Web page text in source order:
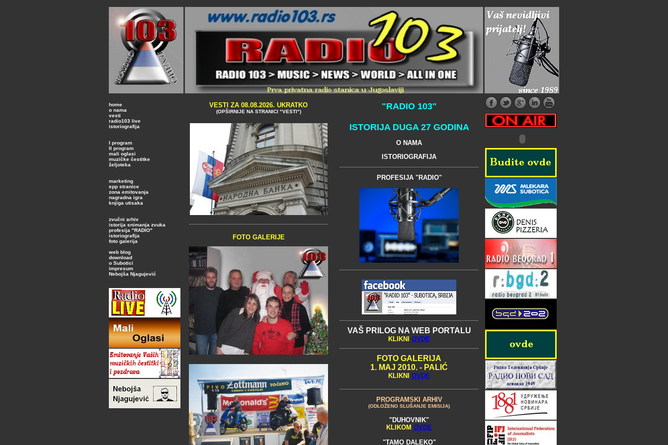
home
o nama
vesti
radio103 live
istoriografija
I program
II program
mali oglasi
muzičke čestitke
željoteka
marketing
epp stranice
zona emitovanja
nagradna igra
knjiga utisaka
zvučni arhiv
istorija snimanja zvuka
profesija "RADIO"
istoriografija
foto galerija
web blog
download
o Subotici
impresum
Nebojša Njagujević
VESTI ZA 08.08.2026. UKRATKO
(OPŠIRNIJE NA STRANICI "VESTI")
FOTO GALERIJE
"RADIO 103"
ISTORIJA DUGA 27 GODINA
O NAMA
ISTORIOGRAFIJA
PROFESIJA "RADIO"
VAŠ PRILOG NA WEB PORTALU
KLIKNI OVDE
FOTO GALERIJA
1. MAJ 2010. - PALIĆ
KLIKNI OVDE
PROGRAMSKI ARHIV
(ODLOŽENO SLUŠANJE EMISIJA)
"DUHOVNIK"
KLIKOM OVDE
"TAMO DALEKO"